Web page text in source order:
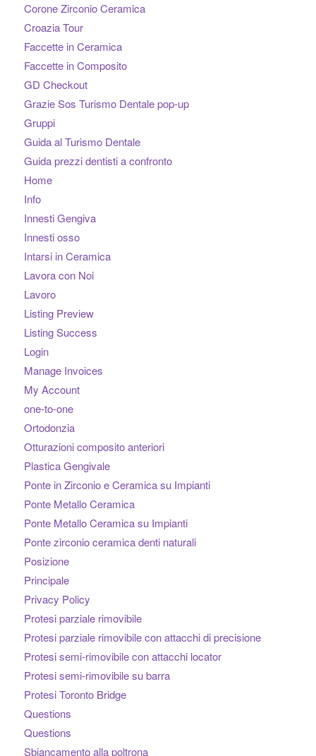
Corone Zirconio Ceramica
Croazia Tour
Faccette in Ceramica
Faccette in Composito
GD Checkout
Grazie Sos Turismo Dentale pop-up
Gruppi
Guida al Turismo Dentale
Guida prezzi dentisti a confronto
Home
Info
Innesti Gengiva
Innesti osso
Intarsi in Ceramica
Lavora con Noi
Lavoro
Listing Preview
Listing Success
Login
Manage Invoices
My Account
one-to-one
Ortodonzia
Otturazioni composito anteriori
Plastica Gengivale
Ponte in Zirconio e Ceramica su Impianti
Ponte Metallo Ceramica
Ponte Metallo Ceramica su Impianti
Ponte zirconio ceramica denti naturali
Posizione
Principale
Privacy Policy
Protesi parziale rimovibile
Protesi parziale rimovibile con attacchi di precisione
Protesi semi-rimovibile con attacchi locator
Protesi semi-rimovibile su barra
Protesi Toronto Bridge
Questions
Questions
Sbiancamento alla poltrona